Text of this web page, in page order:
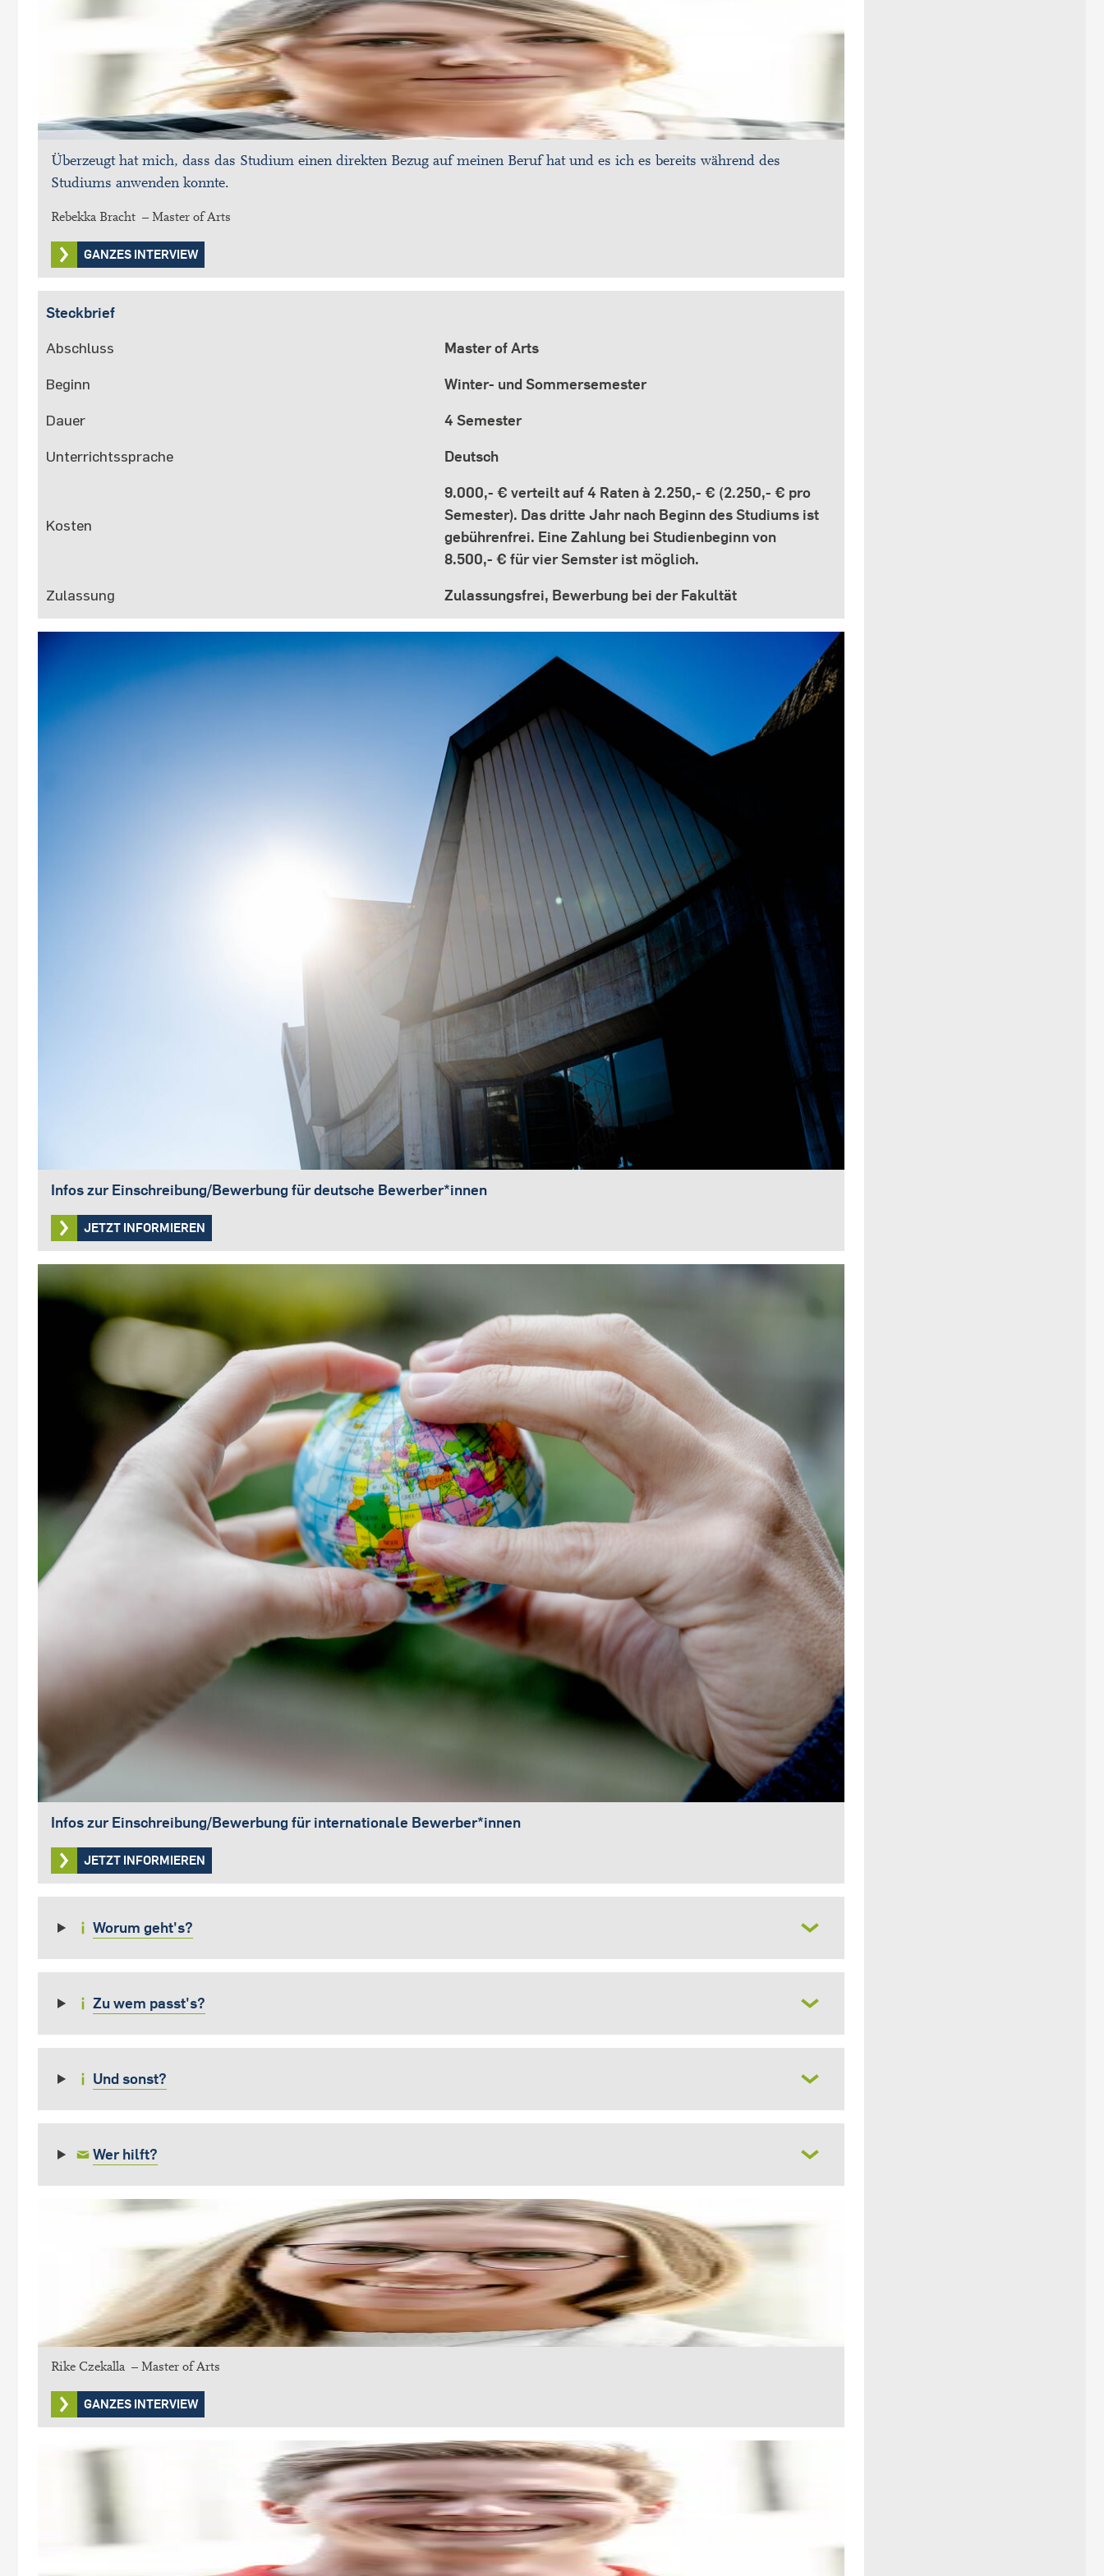
Überzeugt hat mich, dass das Studium einen direkten Bezug auf meinen Beruf hat und es ich es bereits während des
Studiums anwenden konnte.
Rebekka Bracht – Master of Arts
GANZES INTERVIEW
Steckbrief
Abschluss Master of Arts
Beginn Winter- und Sommersemester
Dauer 4 Semester
Unterrichtssprache Deutsch
Kosten
9.000,- € verteilt auf 4 Raten à 2.250,- € (2.250,- € pro
Semester). Das dritte Jahr nach Beginn des Studiums ist
gebührenfrei. Eine Zahlung bei Studienbeginn von
8.500,- € für vier Semster ist möglich.
Zulassung Zulassungsfrei, Bewerbung bei der Fakultät
Infos zur Einschreibung/Bewerbung für deutsche Bewerber*innen
JETZT INFORMIEREN
Infos zur Einschreibung/Bewerbung für internationale Bewerber*innen
JETZT INFORMIEREN
Worum geht's?
Zu wem passt's?
Und sonst?
Wer hilft?
Rike Czekalla – Master of Arts
GANZES INTERVIEW